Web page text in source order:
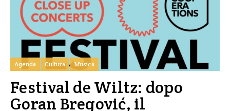
Agenda Cultura Musica
Festival de Wiltz: dopo
Goran Bregović, il